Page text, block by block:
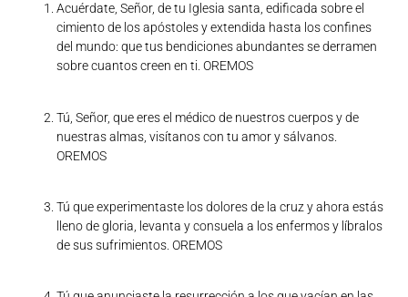
Acuérdate, Señor, de tu Iglesia santa, edificada sobre el
cimiento de los apóstoles y extendida hasta los confines
del mundo: que tus bendiciones abundantes se derramen
sobre cuantos creen en ti. OREMOS
Tú, Señor, que eres el médico de nuestros cuerpos y de
nuestras almas, visítanos con tu amor y sálvanos.
OREMOS
Tú que experimentaste los dolores de la cruz y ahora estás
lleno de gloria, levanta y consuela a los enfermos y líbralos
de sus sufrimientos. OREMOS